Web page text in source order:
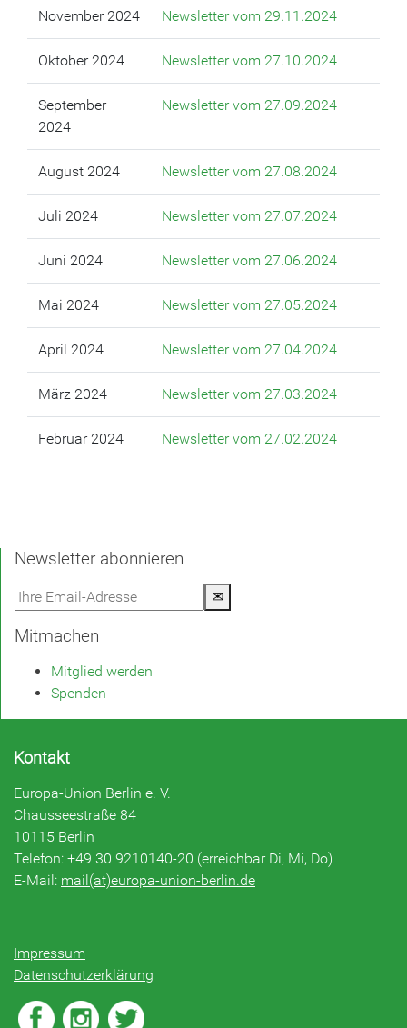
November 2024 Newsletter vom 29.11.2024
Oktober 2024 Newsletter vom 27.10.2024
September
2024
Newsletter vom 27.09.2024
August 2024 Newsletter vom 27.08.2024
Juli 2024 Newsletter vom 27.07.2024
Juni 2024 Newsletter vom 27.06.2024
Mai 2024 Newsletter vom 27.05.2024
April 2024 Newsletter vom 27.04.2024
März 2024 Newsletter vom 27.03.2024
Februar 2024 Newsletter vom 27.02.2024
Newsletter abonnieren
✉
Mitmachen
Mitglied werden
Spenden
Kontakt
Europa-Union Berlin e. V.
Chausseestraße 84
10115 Berlin
Telefon: +49 30 9210140-20 (erreichbar Di, Mi, Do)
E-Mail: mail(at)europa-union-berlin.de
Impressum
Datenschutzerklärung